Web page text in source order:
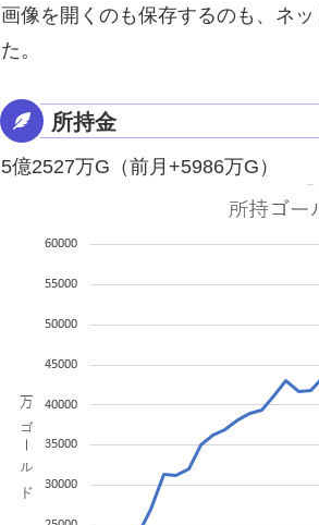
画像を開くのも保存するのも、ネ
た。
所持金
5億2527万G（前月+5986万G）